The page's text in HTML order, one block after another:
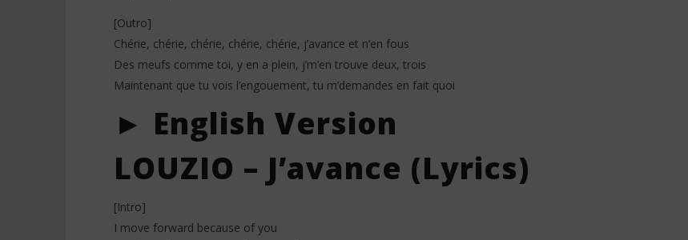
[Outro]
Chérie, chérie, chérie, chérie, chérie, j’avance et n’en fous
Des meufs comme toi, y en a plein, j’m’en trouve deux, trois
Maintenant que tu vois l’engouement, tu m’demandes en fait quoi
► English Version
LOUZIO – J’avance (Lyrics)
[Intro]
I move forward because of you